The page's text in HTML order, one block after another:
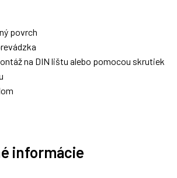
povrch
na DIN lištu alebo pomocou skrutiek
informácie